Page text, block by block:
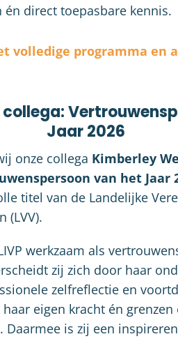
direct toepasbare kennis.
volledige programma en
collega:
Jaar 2026
onze collega Kimberley
van het Jaar
titel van de Landelijke
(LVV).
werkzaam als
zij zich door haar
zelfreflectie en
eigen kracht én
Daarmee is zij een